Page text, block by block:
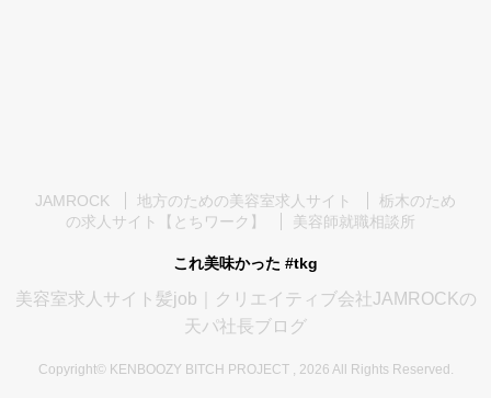
JAMROCK 地方のための美容室求人サイト
栃木のため
の求人サイト【とちワーク】
美容師就職相談所
これ美味かった #tkg
美容室求人サイト髪job｜クリエイティブ会社JAMROCKの
天パ社長ブログ
Copyright© KENBOOZY BITCH PROJECT , 2026 All Rights Reserved.